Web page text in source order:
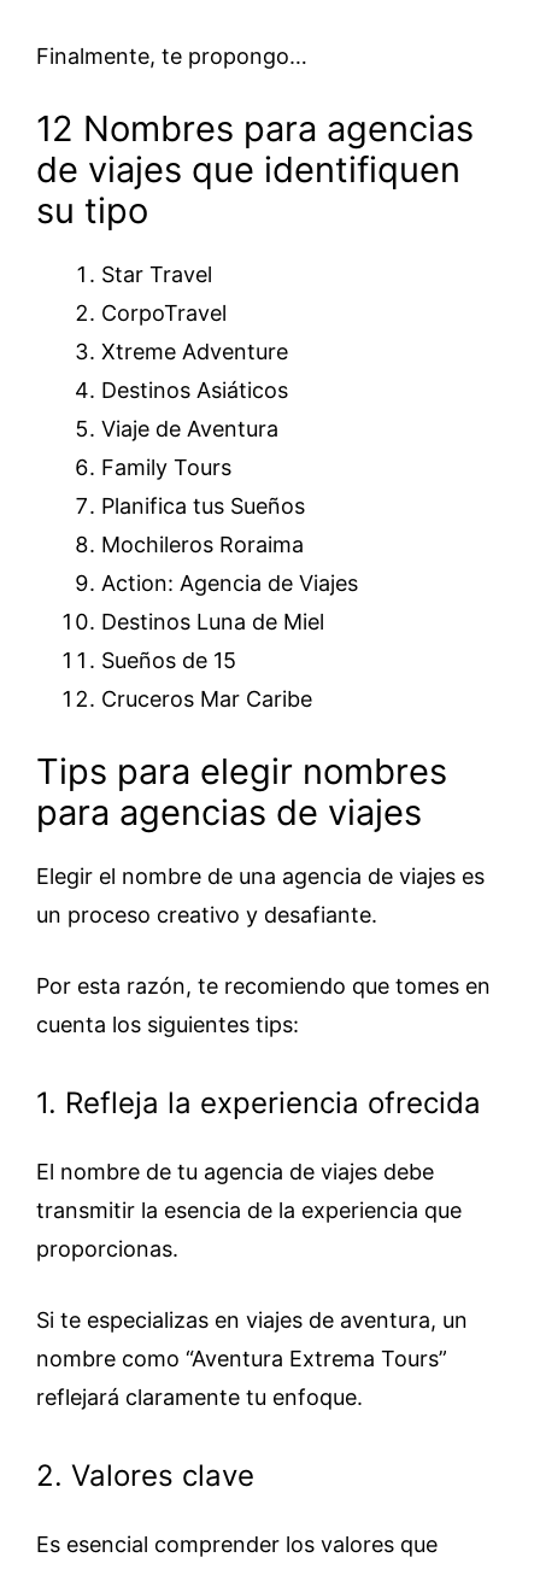
Finalmente, te propongo…
12 Nombres para agencias
de viajes que identifiquen
su tipo
Star Travel
CorpoTravel
Xtreme Adventure
Destinos Asiáticos
Viaje de Aventura
Family Tours
Planifica tus Sueños
Mochileros Roraima
Action: Agencia de Viajes
Destinos Luna de Miel
Sueños de 15
Cruceros Mar Caribe
Tips para elegir nombres
para agencias de viajes
Elegir el nombre de una agencia de viajes es
un proceso creativo y desafiante.
Por esta razón, te recomiendo que tomes en
cuenta los siguientes tips:
1. Refleja la experiencia ofrecida
El nombre de tu agencia de viajes debe
transmitir la esencia de la experiencia que
proporcionas.
Si te especializas en viajes de aventura, un
nombre como “Aventura Extrema Tours”
reflejará claramente tu enfoque.
2. Valores clave
Es esencial comprender los valores que